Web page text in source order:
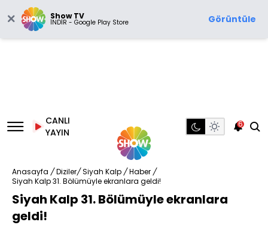
Show TV
İNDİR - Google Play Store Görüntüle
CANLI
YAYIN
6
Anasayfa / Diziler/ Siyah Kalp / Haber /
Siyah Kalp 31. Bölümüyle ekranlara geldi!
Siyah Kalp 31. Bölümüyle ekranlara
geldi!